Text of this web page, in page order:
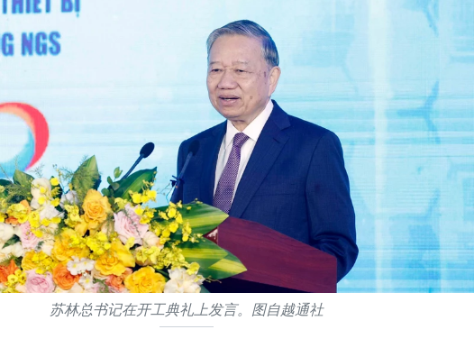
苏林总书记在开工典礼上发言。图自越通社